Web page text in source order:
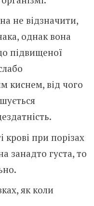
не відзначити,
однак вона
підвищеної
киснем, від чого
крові при порізах
занадто густа, то
як коли